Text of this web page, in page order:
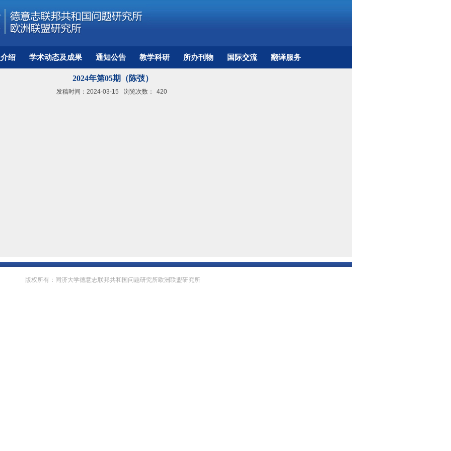
绍 学术动态及成果 通知公告 教学科研 所办刊物 国际交流 翻译服务
2024年第05期（陈弢）
发稿时间：2024-03-15 浏览次数：
420
版权所有：同济大学德意志联邦共和国问题研究所欧洲联盟研究所